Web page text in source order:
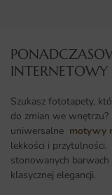
Szukasz fototapety,
do zmian we wnętrzu?
uniwersalne motywy
lekkości i
stonowanych
klasycznej elegancji.